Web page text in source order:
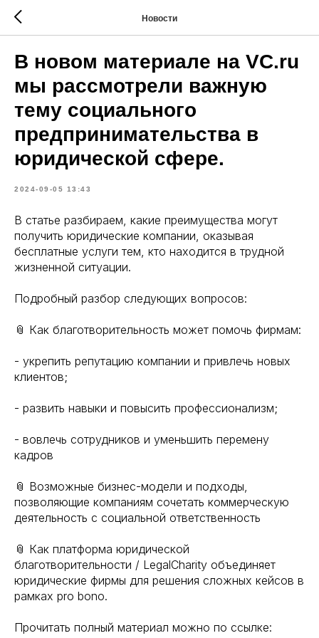
Новости
В новом материале на VC.ru
мы рассмотрели важную
тему социального
предпринимательства в
юридической сфере.
2024-09-05 13:43
В статье разбираем, какие преимущества могут
получить юридические компании, оказывая
бесплатные услуги тем, кто находится в трудной
жизненной ситуации.
Подробный разбор следующих вопросов:
📎 Как благотворительность может помочь фирмам:
- укрепить репутацию компании и привлечь новых
клиентов;
- развить навыки и повысить профессионализм;
- вовлечь сотрудников и уменьшить перемену
кадров
📎 Возможные бизнес-модели и подходы,
позволяющие компаниям сочетать коммерческую
деятельность с социальной ответственность
📎 Как платформа юридической
благотворительности / LegalCharity объединяет
юридические фирмы для решения сложных кейсов в
рамках pro bono.
Прочитать полный материал можно по ссылке: